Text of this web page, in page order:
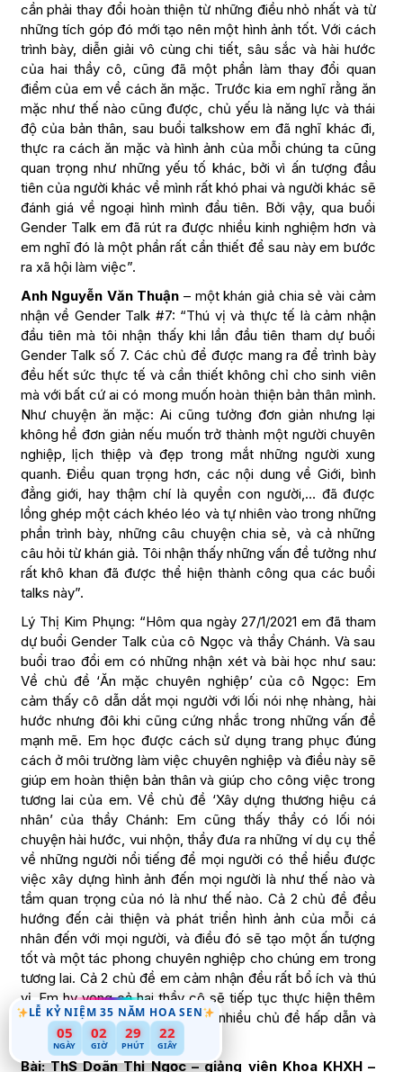
LỄ KỶ NIỆM 35 NĂM HOA SEN
05
NGÀY
02
GIỜ
29
PHÚT
21
GIÂY
cần phải thay đổi hoàn thiện từ những điều nhỏ nhất và từ
những tích góp đó mới tạo nên một hình ảnh tốt. Với cách
trình bày, diễn giải vô cùng chi tiết, sâu sắc và hài hước
của hai thầy cô, cũng đã một phần làm thay đổi quan
điểm của em về cách ăn mặc. Trước kia em nghĩ rằng ăn
mặc như thế nào cũng được, chủ yếu là năng lực và thái
độ của bản thân, sau buổi talkshow em đã nghĩ khác đi,
thực ra cách ăn mặc và hình ảnh của mỗi chúng ta cũng
quan trọng như những yếu tố khác, bởi vì ấn tượng đầu
tiên của người khác về mình rất khó phai và người khác sẽ
đánh giá về ngoại hình mình đầu tiên. Bởi vậy, qua buổi
Gender Talk em đã rút ra được nhiều kinh nghiệm hơn và
em nghĩ đó là một phần rất cần thiết để sau này em bước
ra xã hội làm việc”.
Anh Nguyễn Văn Thuận – một khán giả chia sẻ vài cảm
nhận về Gender Talk #7: “Thú vị và thực tế là cảm nhận
đầu tiên mà tôi nhận thấy khi lần đầu tiên tham dự buổi
Gender Talk số 7. Các chủ để được mang ra để trình bày
đều hết sức thực tế và cần thiết không chỉ cho sinh viên
mà với bất cứ ai có mong muốn hoàn thiện bản thân mình.
Như chuyện ăn mặc: Ai cũng tưởng đơn giản nhưng lại
không hề đơn giản nếu muốn trở thành một người chuyên
nghiệp, lịch thiệp và đẹp trong mắt những người xung
quanh. Điều quan trọng hơn, các nội dung về Giới, bình
đẳng giới, hay thậm chí là quyền con người,… đã được
lồng ghép một cách khéo léo và tự nhiên vào trong những
phần trình bày, những câu chuyện chia sẻ, và cả những
câu hỏi từ khán giả. Tôi nhận thấy những vấn đề tưởng như
rất khô khan đã được thể hiện thành công qua các buổi
talks này”.
Lý Thị Kim Phụng: “Hôm qua ngày 27/1/2021 em đã tham
dự buổi Gender Talk của cô Ngọc và thầy Chánh. Và sau
buổi trao đổi em có những nhận xét và bài học như sau:
Về chủ đề ‘Ăn mặc chuyên nghiệp’ của cô Ngọc: Em
cảm thấy cô dẫn dắt mọi người với lối nói nhẹ nhàng, hài
hước nhưng đôi khi cũng cứng nhắc trong những vấn đề
mạnh mẽ. Em học được cách sử dụng trang phục đúng
cách ở môi trường làm việc chuyên nghiệp và điều này sẽ
giúp em hoàn thiện bản thân và giúp cho công việc trong
tương lai của em. Về chủ đề ‘Xây dựng thương hiệu cá
nhân’ của thầy Chánh: Em cũng thấy thầy có lối nói
chuyện hài hước, vui nhộn, thầy đưa ra những ví dụ cụ thể
về những người nổi tiếng để mọi người có thể hiểu được
việc xây dựng hình ảnh đến mọi người là như thế nào và
tầm quan trọng của nó là như thế nào. Cả 2 chủ đề đều
hướng đến cải thiện và phát triển hình ảnh của mỗi cá
nhân đến với mọi người, và điều đó sẽ tạo một ấn tượng
tốt và một tác phong chuyên nghiệp cho chúng em trong
tương lai. Cả 2 chủ đề em cảm nhận đều rất bổ ích và thú
vị. Em hy vọng cả hai thầy cô sẽ tiếp tục thực hiện thêm
nhiều buổi trao đổi như thế với nhiều chủ đề hấp dẫn và
thiết thực trong cuộc sống”.
Bài: ThS Doãn Thị Ngọc – giảng viên Khoa KHXH –